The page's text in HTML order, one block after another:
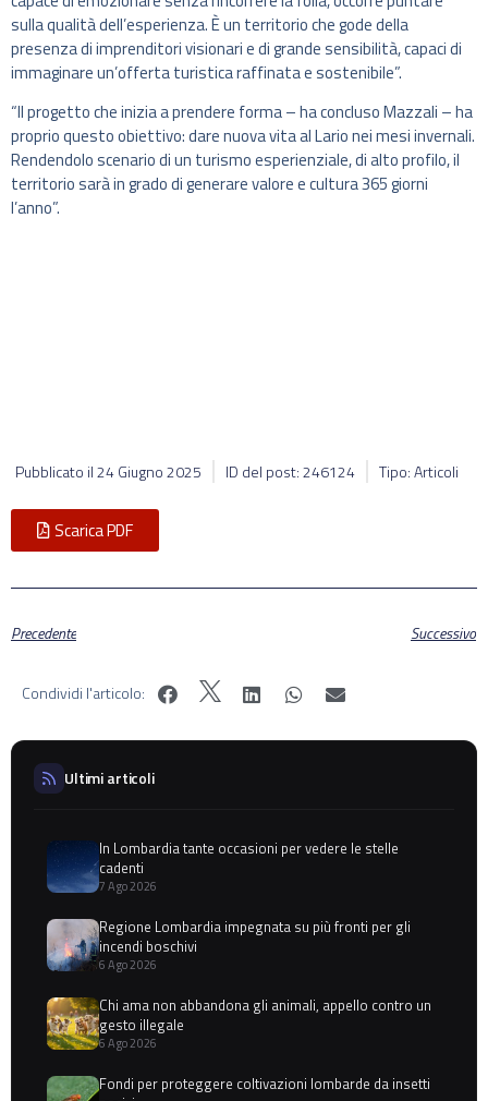
sulla qualità dell’esperienza. È un territorio che gode della
presenza di imprenditori visionari e di grande sensibilità, capaci di
immaginare un’offerta turistica raffinata e sostenibile”.
“Il progetto che inizia a prendere forma – ha concluso Mazzali – ha
proprio questo obiettivo: dare nuova vita al Lario nei mesi invernali.
Rendendolo scenario di un turismo esperienziale, di alto profilo, il
territorio sarà in grado di generare valore e cultura 365 giorni
l’anno”.
Pubblicato il24 Giugno 2025 ID del post: 246124 Tipo: Articoli
Scarica PDF
Precedente Successivo
Condividi l'articolo:
Ultimi articoli
In Lombardia tante occasioni per vedere le stelle
cadenti
7 Ago 2026
Regione Lombardia impegnata su più fronti per gli
incendi boschivi
6 Ago 2026
Chi ama non abbandona gli animali, appello contro un
gesto illegale
6 Ago 2026
Fondi per proteggere coltivazioni lombarde da insetti